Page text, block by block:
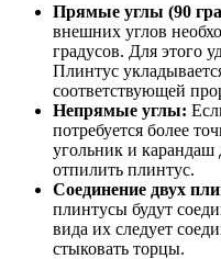
Прямые углы (90
внешних углов
градусов. Для этого
Плинтус
соответствующей
Непрямые углы:
потребуется более
угольник и карандаш
отпилить плинтус.
Соединение двух
плинтусы будут
вида их следует
стыковать торцы.